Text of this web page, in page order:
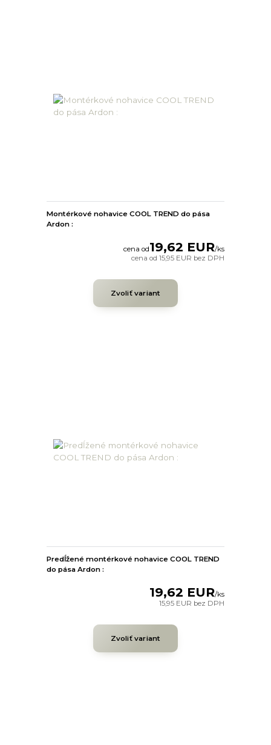
Montérkové nohavice COOL TREND do pása
Ardon :
cena od19,62 EUR/ks
cena od15,95 EUR bez DPH
Zvoliť variant
Predĺžené montérkové nohavice COOL TREND
do pása Ardon :
19,62 EUR/ks
15,95 EUR bez DPH
Zvoliť variant